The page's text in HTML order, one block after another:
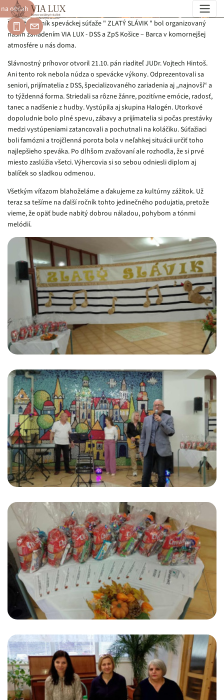
obsah
Zlatý Slávik 2025
Deviaty ročník speváckej súťaže " ZLATÝ SLÁVIK " bol organizovaný
našim zariadením VIA LUX - DSS a ZpS Košice – Barca v komornejšej
atmosfére u nás doma.
Slávnostný príhovor otvoril 21.10. pán riaditeľ JUDr. Vojtech Hintoš.
Ani tento rok nebola núdza o spevácke výkony. Odprezentovali sa
seniori, prijímatelia z DSS, špecializovaného zariadenia aj „najnovší“ a
to týždenná forma. Striedali sa rôzne žánre, pozitívne emócie, radosť,
tanec a nadšenie z hudby. Vystúpila aj skupina Halogén. Utorkové
dopoludnie bolo plné spevu, zábavy a prijímatelia si počas prestávky
medzi vystúpeniami zatancovali a pochutnali na koláčiku. Súťažiaci
boli famózni a trojčlenná porota bola v neľahkej situácii určiť toho
najlepšieho speváka. Po dlhšom zvažovaní ale rozhodla, že si prvé
miesto zaslúžia všetci. Výhercovia si so sebou odniesli diplom aj
balíček so sladkou odmenou.
Všetkým víťazom blahoželáme a ďakujeme za kultúrny zážitok. Už
teraz sa tešíme na ďalší ročník tohto jedinečného podujatia, pretože
vieme, že opäť bude nabitý dobrou náladou, pohybom a tónmi
melódií.